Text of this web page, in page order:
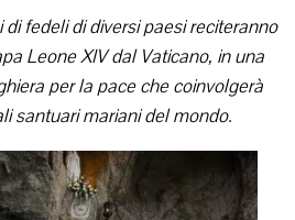
fedeli di diversi paesi reciteranno
Leone XIV dal Vaticano, in una
per la pace che coinvolgerà
santuari mariani del mondo.